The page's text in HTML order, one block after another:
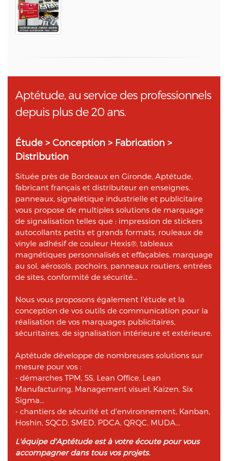
Aptétude, au service des professionnels
depuis plus de 20 ans.
Étude > Conception > Fabrication >
Distribution
Située près de Bordeaux en Gironde, Aptétude,
fabricant français et distributeur en enseignes,
panneaux, signalétique industrielle et publicitaire
vous propose de multiples solutions de marquage
de signalisation telles que : impression de stickers
autocollants petits et grands formats, rouleaux de
vinyle adhésif de couleur Hexis®, tableaux
magnétiques personnalisés et effaçables, marquage
au sol, aérosols, pochoirs, panneaux routiers, entrées
de sites, conformité de sécurité...
Nous vous proposons également l'étude et la
conception de vos outils de communication pour la
réalisation de vos marquages publicitaires,
sécuritaires, de signalisation intérieure et extérieure.
Aptétude développe de nombreuses solutions sur
mesure pour vos :
- démarches TPM, 5S, Lean Office, Lean
Manufacturing, Management visuel, Kaizen, Six
Sigma...
- chantiers de sécurité et d'environnement, Kanban,
Hoshin, SQCD, SMED, PDCA, QRQC, MUDA...
L'équipe d'Aptétude est à votre écoute pour vous
accompagner dans tous vos projets.